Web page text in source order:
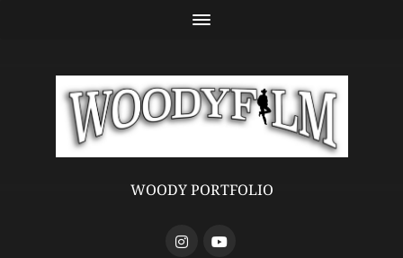
WOODY PORTFOLIO